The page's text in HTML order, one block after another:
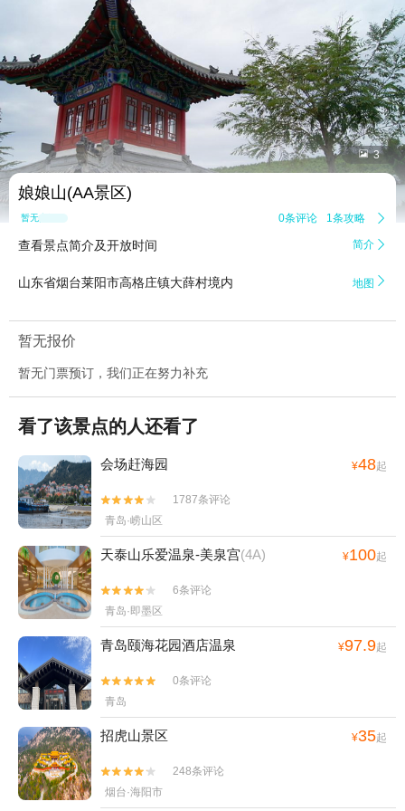
 3
娘娘山(AA景区)
暂无点评 0条评论 1条攻略 
查看景点简介及开放时间 简介 
山东省烟台莱阳市高格庄镇大薛村境内 地图 
暂无报价
暂无门票预订，我们正在努力补充
看了该景点的人还看了
会场赶海园 ¥48起


1787条评论
青岛·崂山区
天泰山乐爱温泉-美泉宫(4A) ¥100起


6条评论
青岛·即墨区
青岛颐海花园酒店温泉 ¥97.9起


0条评论
青岛
招虎山景区 ¥35起


248条评论
烟台·海阳市